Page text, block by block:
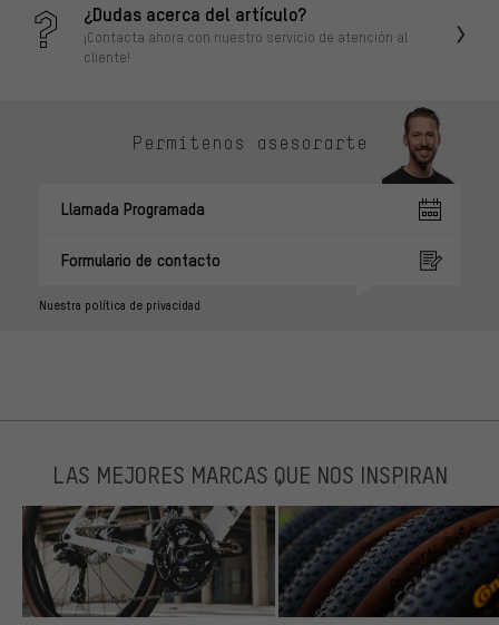
¿Dudas acerca del artículo?
¡Contacta ahora con nuestro servicio de atención al
cliente!
Permítenos asesorarte
Llamada Programada
Formulario de contacto
Nuestra política de privacidad
LAS MEJORES MARCAS QUE NOS INSPIRAN